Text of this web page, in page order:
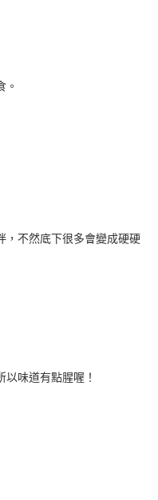
。
，不然底下很多會變成硬硬
味道有點腥喔！